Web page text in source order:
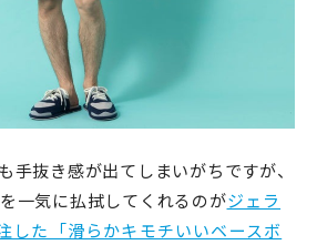
手抜き感が出てしまいがちですが、
一気に払拭してくれるのがジェラ
した「滑らかキモチいいベースボ